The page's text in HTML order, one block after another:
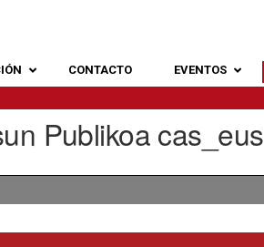
CONTACTO EVENTOS
Publikoa cas_eus